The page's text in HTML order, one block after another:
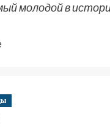
молодой в